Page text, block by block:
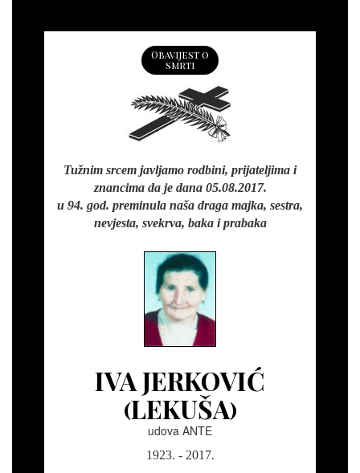
Obavijest o
smrti
Tužnim srcem javljamo rodbini, prijateljima i
znancima da je dana 05.08.2017.
u 94. god. preminula naša draga majka, sestra,
nevjesta, svekrva, baka i prabaka
IVA JERKOVIĆ
(LEKUŠA)
udova ANTE
1923. - 2017.